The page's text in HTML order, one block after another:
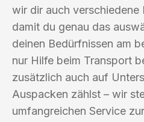
wir dir auch verschiedene
damit du genau das
deinen Bedürfnissen am
nur Hilfe beim Transport
zusätzlich auch auf
Auspacken zählst – wir
umfangreichen Service